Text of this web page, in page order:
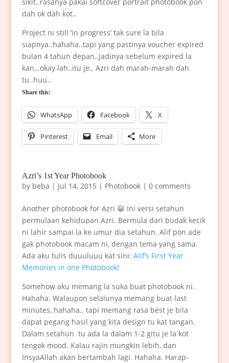
sikit..rasanya pakai softcover portrait photobook pon
dah ok dah kot..
Project ni still ‘in progress’ tak sure la bila
siapnya..hahaha..tapi yang pastinya voucher expired
bulan 4 tahun depan..jadinya sebelum expired la
kan…okay lah..itu je.. Azri dah marah-marah dah
tu..huu..
Share this:
WhatsApp Facebook X
Pinterest Email More
Azri’s 1st Year Photobook
by beba | Jul 14, 2015 | Photobook| 0 comments
Another photobook for Azri 😀 Ini versi setahun
permulaan kehidupan Azri. Bermula dari budak kecik
ni lahir sampai la ke umur dia setahun. Alif pon ade
gak photobook macam ni, dengan tema yang sama.
Ada aku tulis duuuluuu kat sini: Alif’s First Year
Memories in one Photobook!
Somehow aku memang la suka buat photobook ni.
Hahaha. Walaupon selalunya memang buat last
minutes, hahaha.. tapi memang rasa best je bila
dapat pegang hasil yang kita design tu kat tangan.
Dalam setahun tu ada la dalam 1-2 gitu je la kot
tengok mood. Kalau rajin mungkin lebih, dan
InsyaAllah akan bertambah lagi. Hahaha. Harap-